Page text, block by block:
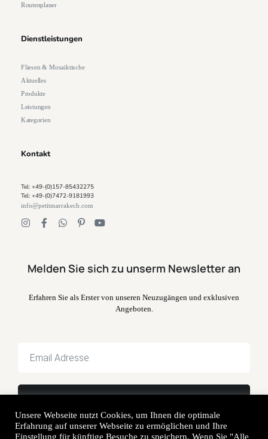
Routenplaner
Dienstleistungen
Fliesen & Mosaiktische
Aktuelles
Produkte
Leistungen
Kategorien
Kontakt
Tel: +49-(0)157-85432275
Tel: +49-(0)7472-9181993
info@petitmarrakech.com
Melden Sie sich zu unserm Newsletter an
Erfahren Sie als Erster von unseren Neuzugängen und exklusiven
Angeboten.
Unsere Webseite nutzt Cookies, um Ihnen die optimale
Erfahrung auf unserer Webseite zu ermöglichen und Ihre
Einstellung für künftige Besuche zu speichern. Wenn Sie "Alle